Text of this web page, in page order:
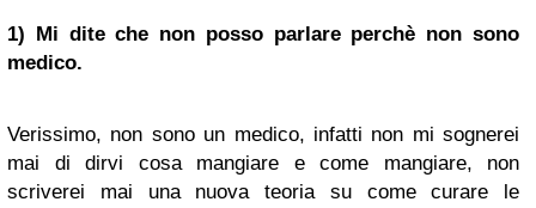
1) Mi dite che non posso parlare perchè non sono
medico.
Verissimo, non sono un medico, infatti non mi sognerei
mai di dirvi cosa mangiare e come mangiare, non
scriverei mai una nuova teoria su come curare le